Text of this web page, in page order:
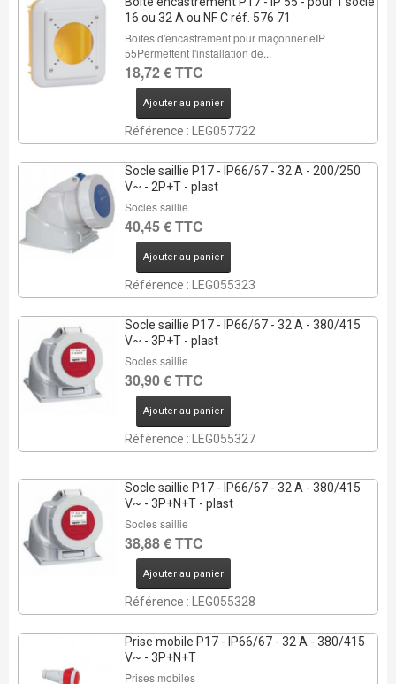
16 ou 32 A ou NF C réf. 576 71
Boîtes d'encastrement pour maçonnerieIP
55Permettent l'installation de...
18,72 € TTC
Ajouter au panier
Référence : LEG057722
Socle saillie P17 - IP66/67 - 32 A - 200/250
V~ - 2P+T - plast
Socles saillie
40,45 € TTC
Ajouter au panier
Référence : LEG055323
Socle saillie P17 - IP66/67 - 32 A - 380/415
V~ - 3P+T - plast
Socles saillie
30,90 € TTC
Ajouter au panier
Référence : LEG055327
Socle saillie P17 - IP66/67 - 32 A - 380/415
V~ - 3P+N+T - plast
Socles saillie
38,88 € TTC
Ajouter au panier
Référence : LEG055328
Prise mobile P17 - IP66/67 - 32 A - 380/415
V~ - 3P+N+T
Prises mobiles